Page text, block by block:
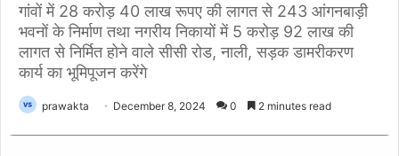
गांवों में 28 करोड़ 40 लाख रूपए की लागत से 243 आंगनबाड़ी
भवनों के निर्माण तथा नगरीय निकायों में 5 करोड़ 92 लाख की
लागत से निर्मित होने वाले सीसी रोड, नाली, सड़क डामरीकरण
कार्य का भूमिपूजन करेंगे
prawakta December 8, 2024 0 2 minutes read